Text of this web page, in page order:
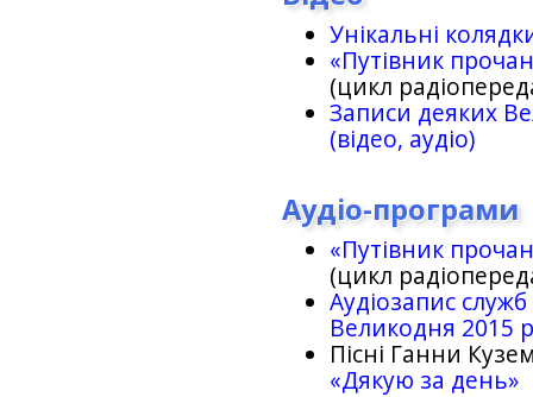
Унікальні
«Путівник
(цикл
Записи деяких
(відео, аудіо)
Аудіо-програми
«Путівник
(цикл
Аудіозапис
Великодня 2015
Пісні Ганни
«Дякую за день»